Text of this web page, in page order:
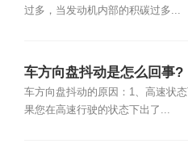
过多，当发动机内部的积碳过多...
车方向盘抖动是怎么回事?
车方向盘抖动的原因：1、高速状
果您在高速行驶的状态下出了...